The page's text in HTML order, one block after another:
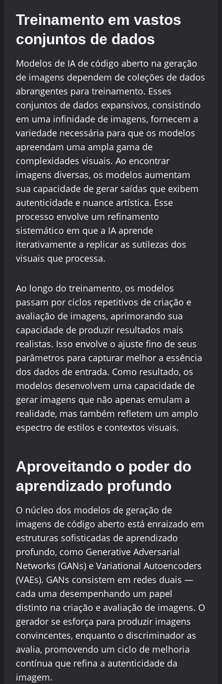
Treinamento em vastos
conjuntos de dados
Modelos de IA de código aberto na geração
de imagens dependem de coleções de dados
abrangentes para treinamento. Esses
conjuntos de dados expansivos, consistindo
em uma infinidade de imagens, fornecem a
variedade necessária para que os modelos
apreendam uma ampla gama de
complexidades visuais. Ao encontrar
imagens diversas, os modelos aumentam
sua capacidade de gerar saídas que exibem
autenticidade e nuance artística. Esse
processo envolve um refinamento
sistemático em que a IA aprende
iterativamente a replicar as sutilezas dos
visuais que processa.
Ao longo do treinamento, os modelos
passam por ciclos repetitivos de criação e
avaliação de imagens, aprimorando sua
capacidade de produzir resultados mais
realistas. Isso envolve o ajuste fino de seus
parâmetros para capturar melhor a essência
dos dados de entrada. Como resultado, os
modelos desenvolvem uma capacidade de
gerar imagens que não apenas emulam a
realidade, mas também refletem um amplo
espectro de estilos e contextos visuais.
Aproveitando o poder do
aprendizado profundo
O núcleo dos modelos de geração de
imagens de código aberto está enraizado em
estruturas sofisticadas de aprendizado
profundo, como Generative Adversarial
Networks (GANs) e Variational Autoencoders
(VAEs). GANs consistem em redes duais —
cada uma desempenhando um papel
distinto na criação e avaliação de imagens. O
gerador se esforça para produzir imagens
convincentes, enquanto o discriminador as
avalia, promovendo um ciclo de melhoria
contínua que refina a autenticidade da
imagem.